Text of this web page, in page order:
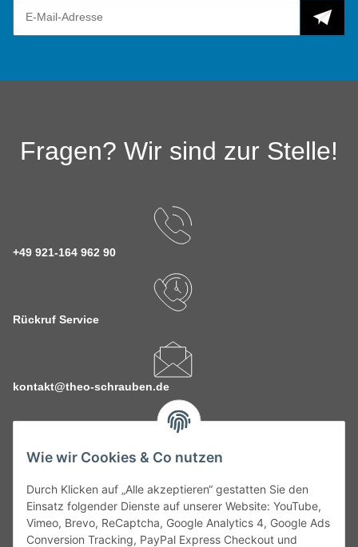
Wie wir Cookies & Co nutzen
Durch Klicken auf „Alle akzeptieren“ gestatten Sie den
Einsatz folgender Dienste auf unserer Website: YouTube,
Vimeo, Brevo, ReCaptcha, Google Analytics 4, Google Ads
Conversion Tracking, PayPal Express Checkout und
Fragen? Wir sind zur Stelle!
+49 921-164 962 90
Rückruf Service
kontakt@theo-schrauben.de
Service
Gesetzliche Informationen